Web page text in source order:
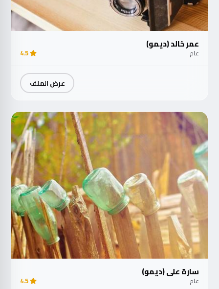
عمر خالد (ديمو)
عام 4.5
عرض الملف
سارة علي (ديمو)
عام 4.5